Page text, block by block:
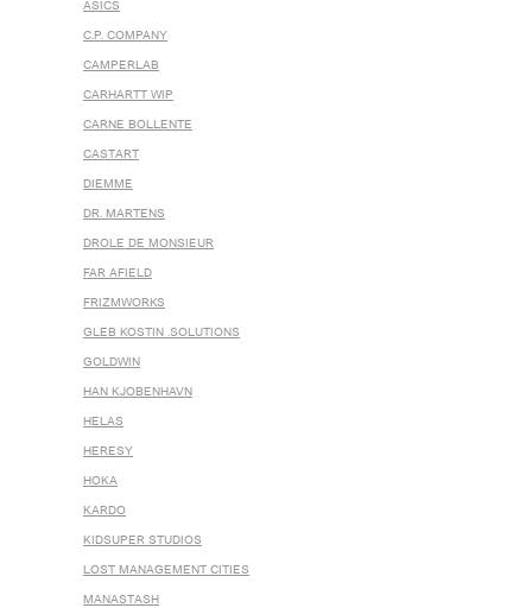
ASICS
C.P. COMPANY
CAMPERLAB
CARHARTT WIP
CARNE BOLLENTE
CASTART
DIEMME
DR. MARTENS
DROLE DE MONSIEUR
FAR AFIELD
FRIZMWORKS
GLEB KOSTIN .SOLUTIONS
GOLDWIN
HAN KJOBENHAVN
HELAS
HERESY
HOKA
KARDO
KIDSUPER STUDIOS
LOST MANAGEMENT CITIES
MANASTASH